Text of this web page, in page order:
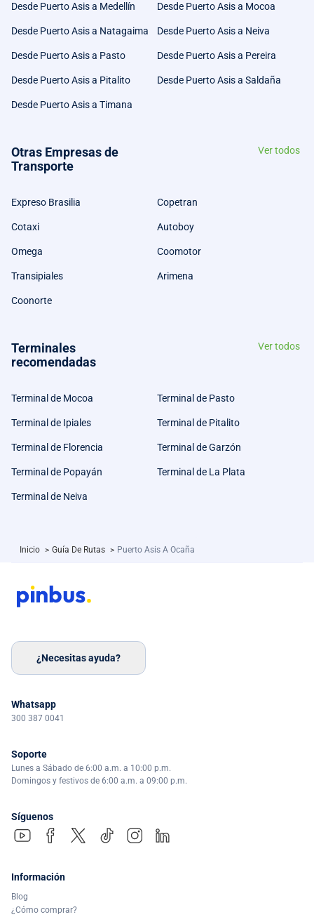
Desde Puerto Asis a Medellín Desde Puerto Asis a Mocoa
Desde Puerto Asis a Natagaima Desde Puerto Asis a Neiva
Desde Puerto Asis a Pasto Desde Puerto Asis a Pereira
Desde Puerto Asis a Pitalito Desde Puerto Asis a Saldaña
Desde Puerto Asis a Timana
Otras Empresas de
Transporte
Ver todos
Expreso Brasilia Copetran
Cotaxi Autoboy
Omega Coomotor
Transipiales Arimena
Coonorte
Terminales
recomendadas
Ver todos
Terminal de Mocoa Terminal de Pasto
Terminal de Ipiales Terminal de Pitalito
Terminal de Florencia Terminal de Garzón
Terminal de Popayán Terminal de La Plata
Terminal de Neiva
Inicio > Guía De Rutas > Puerto Asis A Ocaña
¿Necesitas ayuda?
Whatsapp
300 387 0041
Soporte
Lunes a Sábado de 6:00 a.m. a 10:00 p.m.
Domingos y festivos de 6:00 a.m. a 09:00 p.m.
Síguenos
Información
Blog
¿Cómo comprar?